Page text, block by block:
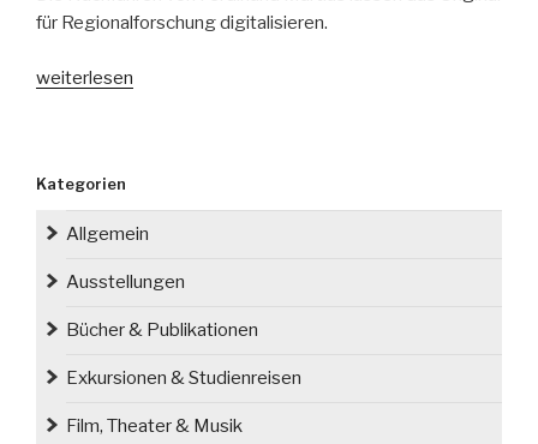
für Regionalforschung digitalisieren.
„Das
von
Schloss
findet
Weg
zurück
Kamieniec
weiterlesen
Kategorien
Allgemein
Ausstellungen
Bücher & Publikationen
Exkursionen & Studienreisen
Film, Theater & Musik